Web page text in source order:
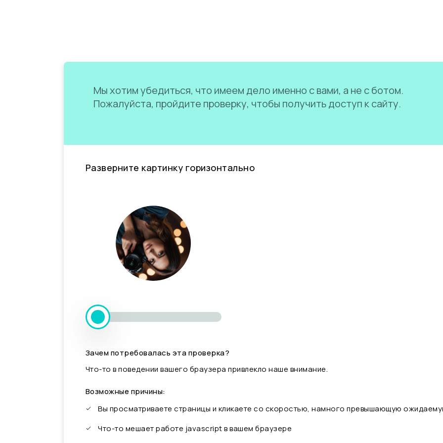
Мы хотим убедиться, что имеем дело именно с вами, а не с ботом.
Пожалуйста, пройдите проверку, чтобы получить доступ к сайту.
Разверните картинку горизонтально
Зачем потребовалась эта проверка?
Что-то в поведении вашего браузера привлекло наше внимание.
Возможные причины:
Вы просматриваете страницы и кликаете со скоростью, намного превышающую
Что-то мешает работе javascript в вашем браузере